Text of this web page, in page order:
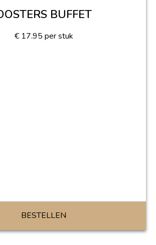
BUFFET
€ 17.95 per stuk
BESTELLEN